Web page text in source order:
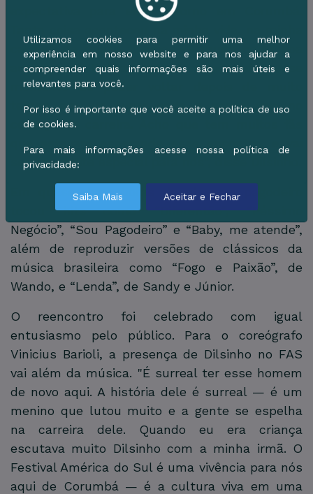
expectativa para esse retorno em Corumbá.
carreira de quase 10 anos — muita coisa boa
aconteceu. Então estava esperando esse
momento de poder voltar depois de muito
tempo em um lugar onde a gente veio no
começo da carreira. Acho que tem muitos fãs
que estavam esperando esse encontro, e vai
ser uma noite especial para nós", disse Dilsinho.
Em quase duas horas de show, o pagodeiro
tocou hits como “Diferentão”, “Péssimo
Negócio”, “Sou Pagodeiro” e “Baby, me atende”,
além de reproduzir versões de clássicos da
música brasileira como “Fogo e Paixão”, de
Wando, e “Lenda”, de Sandy e Júnior.
O reencontro foi celebrado com igual
entusiasmo pelo público. Para o coreógrafo
Vinicius Barioli, a presença de Dilsinho no FAS
vai além da música. "É surreal ter esse homem
de novo aqui. A história dele é surreal — é um
menino que lutou muito e a gente se espelha
na carreira dele. Quando eu era criança
escutava muito Dilsinho com a minha irmã. O
Festival América do Sul é uma vivência para nós
aqui de Corumbá — é a cultura viva em uma